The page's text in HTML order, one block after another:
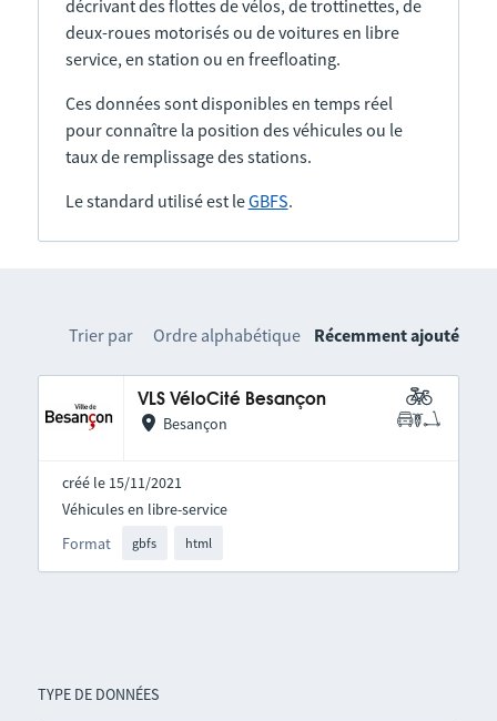
décrivant des flottes de vélos, de trottinettes, de
deux-roues motorisés ou de voitures en libre
service, en station ou en freefloating.
Ces données sont disponibles en temps réel
pour connaître la position des véhicules ou le
taux de remplissage des stations.
Le standard utilisé est leGBFS.
TYPE DE DONNÉES
Trier par Ordre alphabétique Récemment ajouté
VLS VéloCité Besançon
Besançon
créé le 15/11/2021
Format gbfs html
Véhicules en libre-service